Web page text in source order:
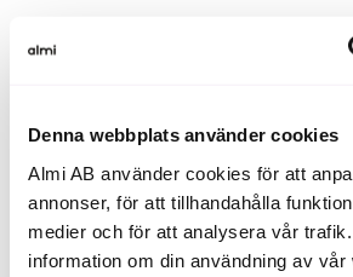
Denna webbplats använder cookies
Almi AB använder cookies för att
annonser, för att tillhandahålla
medier och för att analysera vår
information om din användning av vår